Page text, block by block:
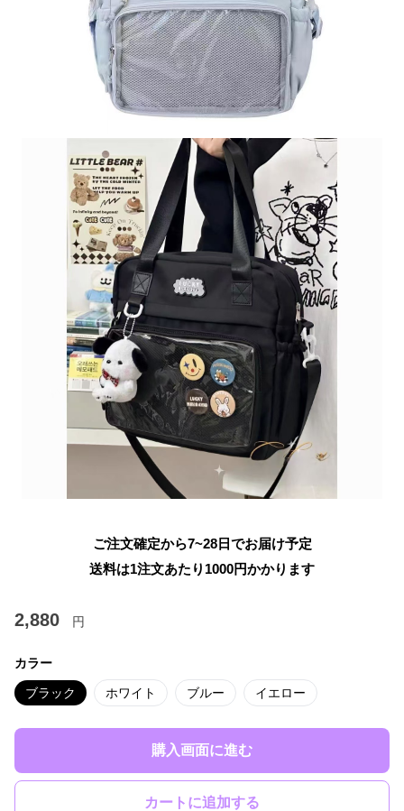
ご注文確定から7~28日でお届け予定
送料は1注文あたり 1000円かかります
2,880 円
カラー
ブラック ホワイト ブルー イエロー
購入画面に進む
カートに追加する